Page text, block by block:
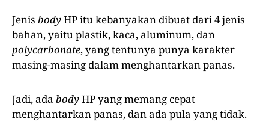
Jenis bodyHP itu kebanyakan dibuat dari 4 jenis
bahan, yaitu plastik, kaca, aluminum, dan
polycarbonate, yang tentunya punya karakter
masing-masing dalam menghantarkan panas.
Jadi, ada bodyHP yang memang cepat
menghantarkan panas, dan ada pula yang tidak.